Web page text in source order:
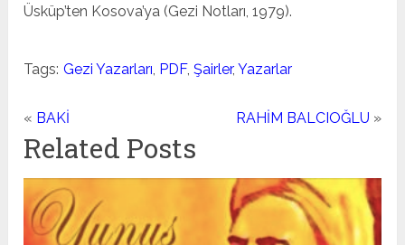
Üsküp’ten Kosova’ya (Gezi Notları, 1979).
Tags: Gezi Yazarları, PDF,Şairler,Yazarlar
« BAKİ RAHİM BALCIOĞLU »
Related Posts